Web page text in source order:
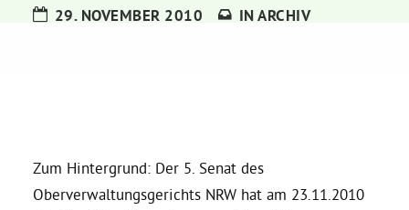
Sylvia Rietenberg, MdB
Robin Korte, MdL
29. NOVEMBER 2010 INARCHIV
Zum Hintergrund: Der 5. Senat des
Oberverwaltungsgerichts NRW hat am 23.11.2010